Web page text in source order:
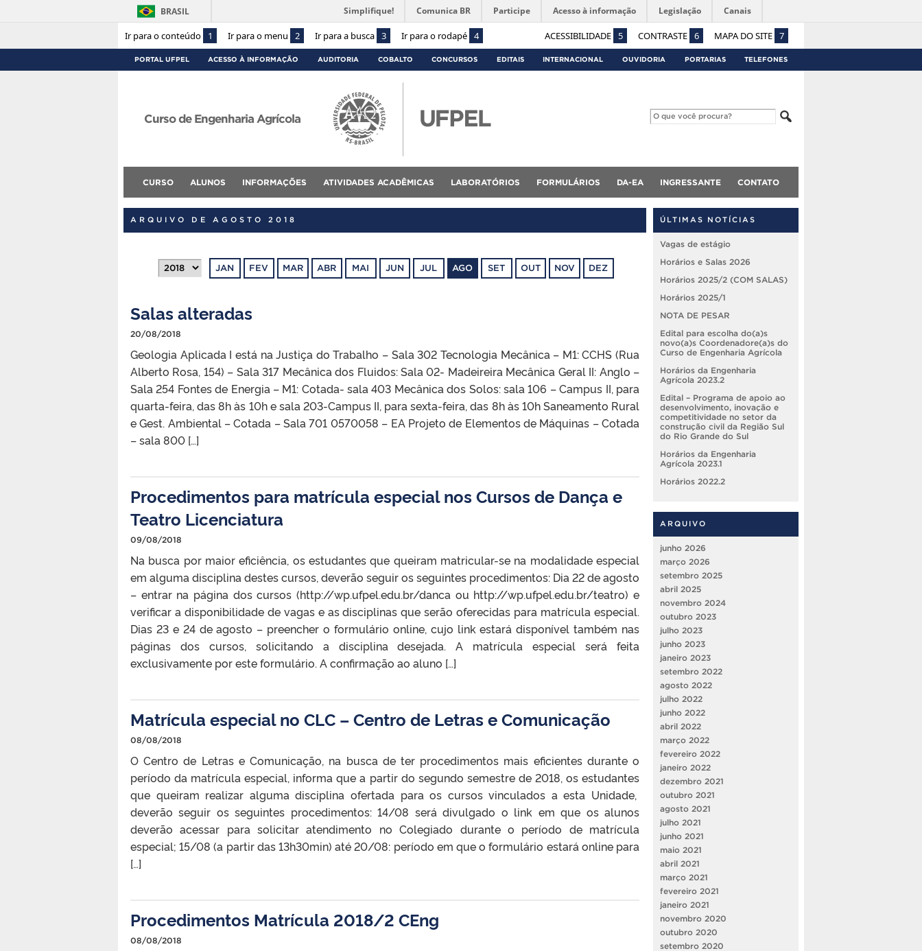
Ir para o conteúdo 1 Ir para o menu 2 Ir para a busca 3 Ir para o rodapé 4 ACESSIBILIDADE 5 CONTRASTE 6 MAPA DO SITE 7
BRASIL Simplifique! Comunica BR Participe Acesso à informação Legislação Canais
PORTAL UFPEL ACESSO À INFORMAÇÃO AUDITORIA COBALTO CONCURSOS EDITAIS INTERNACIONAL OUVIDORIA PORTARIAS TELEFONES
Curso de Engenharia Agrícola
CURSO ALUNOS INFORMAÇÕES ATIVIDADES ACADÊMICAS LABORATÓRIOS FORMULÁRIOS DA-EA INGRESSANTE CONTATO
ARQUIVO DE AGOSTO 2018
JAN FEV MAR ABR MAI JUN JUL AGO SET OUT NOV DEZ
Salas alteradas
20/08/2018
Geologia Aplicada I está na Justiça do Trabalho – Sala 302 Tecnologia Mecânica – M1: CCHS (Rua
Alberto Rosa, 154) – Sala 317 Mecânica dos Fluidos: Sala 02- Madeireira Mecânica Geral II: Anglo –
Sala 254 Fontes de Energia – M1: Cotada- sala 403 Mecânica dos Solos: sala 106 – Campus II, para
quarta-feira, das 8h às 10h e sala 203-Campus II, para sexta-feira, das 8h às 10h Saneamento Rural
e Gest. Ambiental – Cotada – Sala 701 0570058 – EA Projeto de Elementos de Máquinas – Cotada
– sala 800 […]
Procedimentos para matrícula especial nos Cursos de Dança e
Teatro Licenciatura
09/08/2018
Na busca por maior eficiência, os estudantes que queiram matricular-se na modalidade especial
em alguma disciplina destes cursos, deverão seguir os seguintes procedimentos: Dia 22 de agosto
– entrar na página dos cursos (http://wp.ufpel.edu.br/danca ou http://wp.ufpel.edu.br/teatro) e
verificar a disponibilidade de vagas e as disciplinas que serão oferecidas para matrícula especial.
Dias 23 e 24 de agosto – preencher o formulário online, cujo link estará disponível também nas
páginas dos cursos, solicitando a disciplina desejada. A matrícula especial será feita
exclusivamente por este formulário. A confirmação ao aluno […]
Matrícula especial no CLC – Centro de Letras e Comunicação
08/08/2018
O Centro de Letras e Comunicação, na busca de ter procedimentos mais eficientes durante o
período da matrícula especial, informa que a partir do segundo semestre de 2018, os estudantes
que queiram realizar alguma disciplina ofertada para os cursos vinculados a esta Unidade,
deverão seguir os seguintes procedimentos: 14/08 será divulgado o link em que os alunos
deverão acessar para solicitar atendimento no Colegiado durante o período de matrícula
especial; 15/08 (a partir das 13h30min) até 20/08: período em que o formulário estará online para
[…]
Procedimentos Matrícula 2018/2 CEng
08/08/2018
ÚLTIMAS NOTÍCIAS
Vagas de estágio
Horários e Salas 2026
Horários 2025/2 (COM SALAS)
Horários 2025/1
NOTA DE PESAR
Edital para escolha do(a)s
novo(a)s Coordenadore(a)s do
Curso de Engenharia Agrícola
Horários da Engenharia
Agrícola 2023.2
Edital – Programa de apoio ao
desenvolvimento, inovação e
competitividade no setor da
construção civil da Região Sul
do Rio Grande do Sul
Horários da Engenharia
Agrícola 2023.1
Horários 2022.2
ARQUIVO
junho 2026
março 2026
setembro 2025
abril 2025
novembro 2024
outubro 2023
julho 2023
junho 2023
janeiro 2023
setembro 2022
agosto 2022
julho 2022
junho 2022
abril 2022
março 2022
fevereiro 2022
janeiro 2022
dezembro 2021
outubro 2021
agosto 2021
julho 2021
junho 2021
maio 2021
abril 2021
março 2021
fevereiro 2021
janeiro 2021
novembro 2020
outubro 2020
setembro 2020